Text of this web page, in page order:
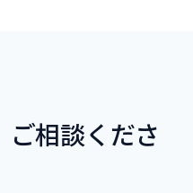
ご相談くださ